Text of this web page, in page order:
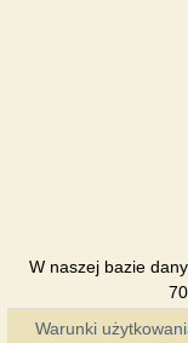
W naszej bazie
Warunki